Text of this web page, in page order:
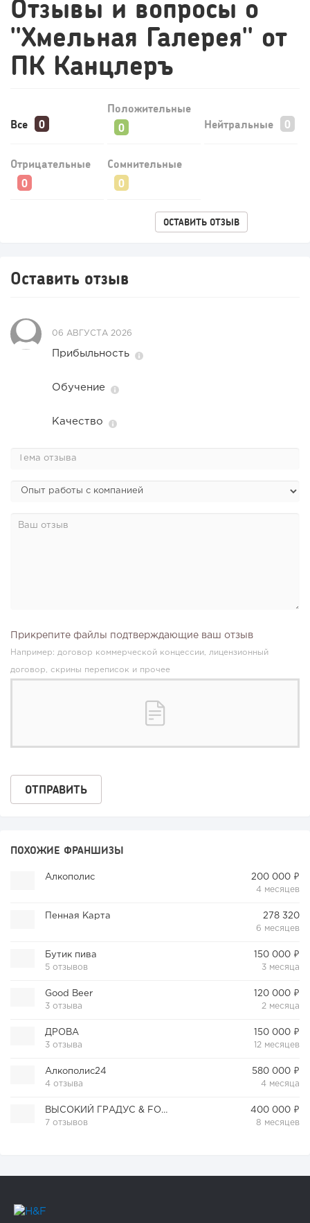
74
Конференции августа 2026: лучшие мероприятия месяца
Отзывы и вопросы о
"Хмельная Галерея" от
ПК Канцлеръ
Все
Положительные
Нейтральные
Отрицательные Сомнительные
ОСТАВИТЬ ОТЗЫВ
Оставить отзыв
06 АВГУСТА 2026
Прибыльность
Обучение
Качество
Прикрепите файлы подтверждающие ваш отзыв
Например: договор коммерческой концессии, лицензионный
договор, скрины переписок и прочее
ПОХОЖИЕ ФРАНШИЗЫ
Алкополис
200 000 ₽
4 месяцев
Пенная Карта
278 320
6 месяцев
Бутик пива
5 отзывов
150 000 ₽
3 месяца
Good Beer
3 отзыва
120 000 ₽
2 месяца
ДРОВА
3 отзыва
150 000 ₽
12 месяцев
Алкополис24
4 отзыва
580 000 ₽
4 месяца
ВЫСОКИЙ ГРАДУС & FOOD 24/7
7 отзывов
400 000 ₽
8 месяцев